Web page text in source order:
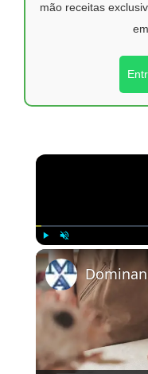
mão receitas
Play Unmute